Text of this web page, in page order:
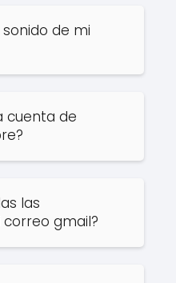
de mi
cuenta de
las
gmail?